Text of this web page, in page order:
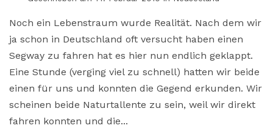
Noch ein Lebenstraum wurde Realität. Nach dem wir
ja schon in Deutschland oft versucht haben einen
Segway zu fahren hat es hier nun endlich geklappt.
Eine Stunde (verging viel zu schnell) hatten wir beide
einen für uns und konnten die Gegend erkunden. Wir
scheinen beide Naturtallente zu sein, weil wir direkt
fahren konnten und die...